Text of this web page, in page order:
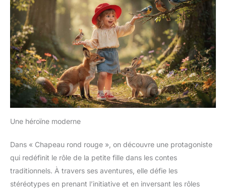
Une héroïne moderne
Dans « Chapeau rond rouge », on découvre une protagoniste
qui redéfinit le rôle de la petite fille dans les contes
traditionnels. À travers ses aventures, elle défie les
stéréotypes en prenant l’initiative et en inversant les rôles